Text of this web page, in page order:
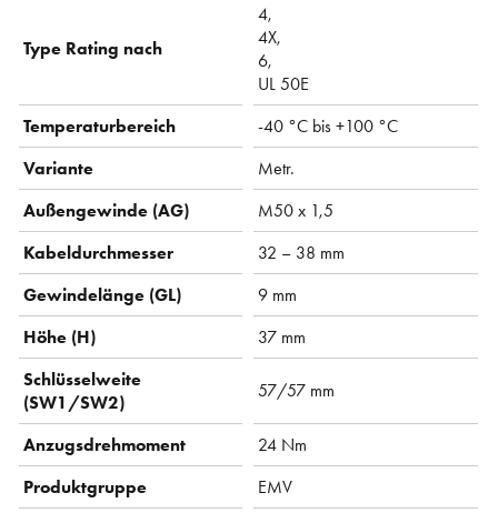
Type Rating nach
4,
4X,
6,
UL 50E
Temperaturbereich
-40 °C bis +100 °C
Variante
Metr.
Außengewinde (AG)
M50 x 1,5
Kabeldurchmesser
32 – 38 mm
Gewindelänge (GL)
9 mm
Höhe (H)
37 mm
Schlüsselweite
(SW1/SW2)
57/57 mm
Anzugsdrehmoment
24 Nm
Produktgruppe
EMV